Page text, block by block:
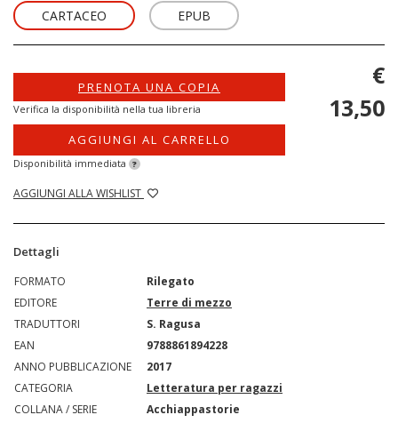
CARTACEO EPUB
PRENOTA UNA COPIA
Verifica la disponibilità nella tua libreria
AGGIUNGI AL CARRELLO
Disponibilità immediata ?
AGGIUNGI ALLA WISHLIST
€
13,50
Dettagli
FORMATO
Rilegato
EDITORE
Terre di mezzo
TRADUTTORI
S. Ragusa
EAN
9788861894228
ANNO PUBBLICAZIONE
2017
CATEGORIA
Letteratura per ragazzi
COLLANA / SERIE
Acchiappastorie